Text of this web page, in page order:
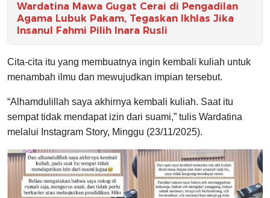
Wardatina Mawa Gugat Cerai di Pengadilan
Agama Lubuk Pakam, Tegaskan Ikhlas Jika
Insanul Fahmi Pilih Inara Rusli
Cita-cita itu yang membuatnya ingin kembali kuliah untuk
menambah ilmu dan mewujudkan impian tersebut.
“Alhamdulillah saya akhirnya kembali kuliah. Saat itu
sempat tidak mendapat izin dari suami,” tulis Wardatina
melalui Instagram Story, Minggu (23/11/2025).